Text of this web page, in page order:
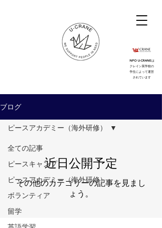
NPO U-CRANEは
クレイン英学校の
学生によって運営
されています
ブログ
全ての記事
ピースキャンプ
ピースアカデミー（海外研修）
ボランティア
留学
ピースアカデミー（海外研修）
近日公開予定
その他のカテゴリーの記事を見まし
ょう。